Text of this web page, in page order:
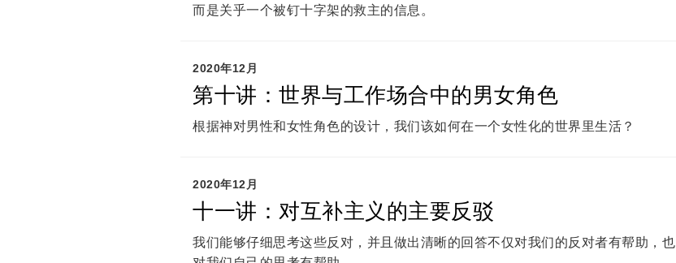
而是关乎一个被钉十字架的救主的信息。
2020年12月
第十讲：世界与工作场合中的男女角色
根据神对男性和女性角色的设计，我们该如何在一个女性化的世界里生活？
2020年12月
十一讲：对互补主义的主要反驳
我们能够仔细思考这些反对，并且做出清晰的回答不仅对我们的反对者有帮助，也